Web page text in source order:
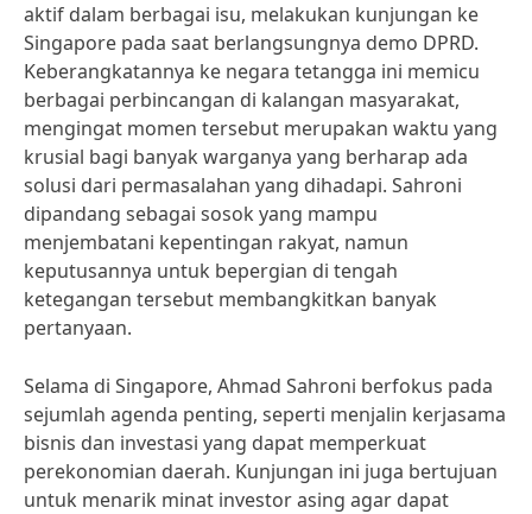
aktif dalam berbagai isu, melakukan kunjungan ke
Singapore pada saat berlangsungnya demo DPRD.
Keberangkatannya ke negara tetangga ini memicu
berbagai perbincangan di kalangan masyarakat,
mengingat momen tersebut merupakan waktu yang
krusial bagi banyak warganya yang berharap ada
solusi dari permasalahan yang dihadapi. Sahroni
dipandang sebagai sosok yang mampu
menjembatani kepentingan rakyat, namun
keputusannya untuk bepergian di tengah
ketegangan tersebut membangkitkan banyak
pertanyaan.
Selama di Singapore, Ahmad Sahroni berfokus pada
sejumlah agenda penting, seperti menjalin kerjasama
bisnis dan investasi yang dapat memperkuat
perekonomian daerah. Kunjungan ini juga bertujuan
untuk menarik minat investor asing agar dapat